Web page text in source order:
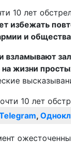
10 лет
избежать
и
взламывают
жизни
,